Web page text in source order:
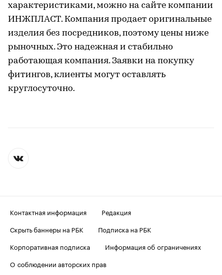
характеристиками, можно на сайте компании
ИНЖПЛАСТ. Компания продает оригинальные
изделия без посредников, поэтому цены ниже
рыночных. Это надежная и стабильно
работающая компания. Заявки на покупку
фитингов, клиенты могут оставлять
круглосуточно.
Контактная информация
Редакция
Скрыть баннеры на РБК
Подписка на РБК
Корпоративная подписка
Информация об ограничениях
О соблюдении авторских прав